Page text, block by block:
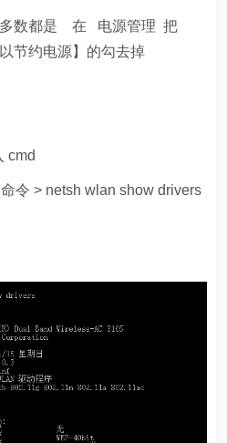
多数都是 在 电源管理 把
节约电源】的勾去掉
cmd
令 > netsh wlan show drivers